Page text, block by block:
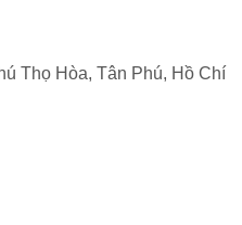
Thọ Hòa, Tân Phú, Hồ Chí